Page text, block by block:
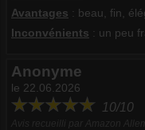
Avantages : beau, fin,
Inconvénients : un peu
Anonyme
le 22.06.2026
10/10